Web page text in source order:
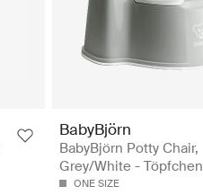
BabyBjörn
BabyBjörn Potty Chair,
Grey/White - Töpfchen
ONE SIZE